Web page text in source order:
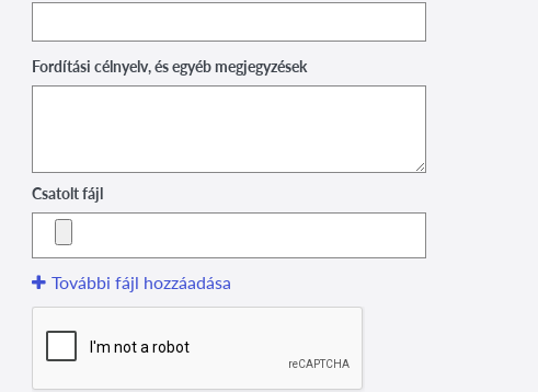
Fordítási célnyelv, és egyéb megjegyzések
Csatolt fájl
További fájl hozzáadása